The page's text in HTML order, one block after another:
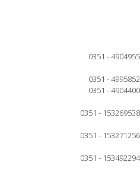
0351 - 4904955
0351 - 4995852
0351 - 4904400
0351 - 153269538
0351 - 153271256
0351 - 153492294